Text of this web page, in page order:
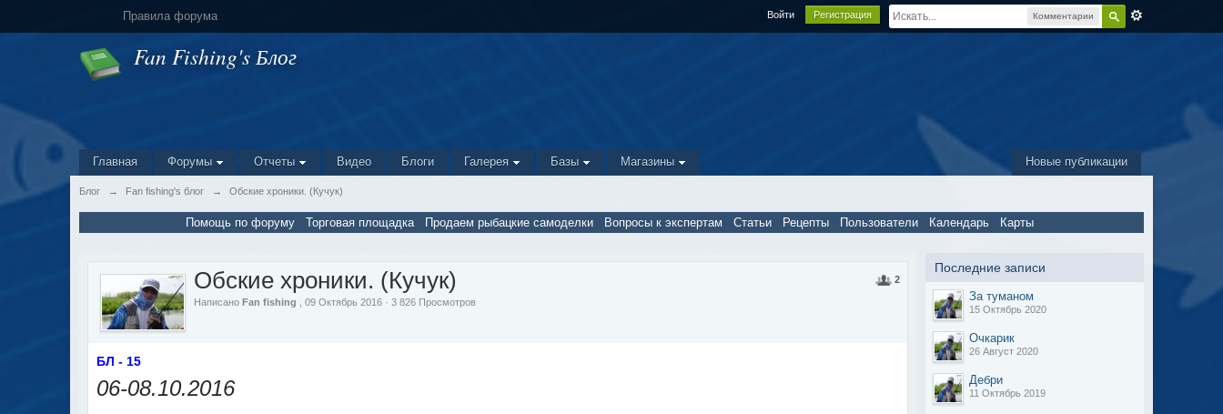
Комментарии
Правила форума Войти Регистрация
Fan Fishing's Блог
Новые публикации
Главная Форумы Отчеты Видео Блоги Галерея Базы Магазины
Блог → Fan fishing's блог → Обские хроники. (Кучук)
Помощь по форуму Торговая площадка Продаем рыбацкие самоделки Вопросы к экспертам Статьи Рецепты Пользователи Календарь Карты
2
Обские хроники. (Кучук)
НаписаноFan fishing , 09 Октябрь 2016 · 3 826 Просмотров
БЛ - 15
06-08.10.2016
Последние записи
За туманом
15 Октябрь 2020
Очкарик
26 Август 2020
Дебри
11 Октябрь 2019